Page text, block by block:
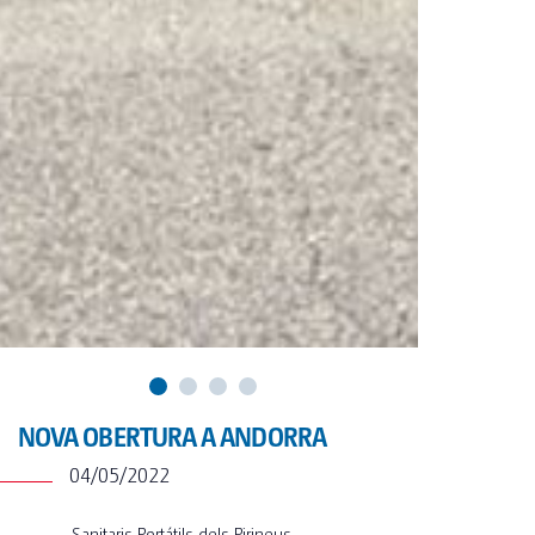
TOI® COLUMNA
SANI TOI®
TOI® HEATER
TOI® SHOWER
TOI® SHOWER EMERGE
NOVA OBERTURA A ANDORRA
04/05/2022